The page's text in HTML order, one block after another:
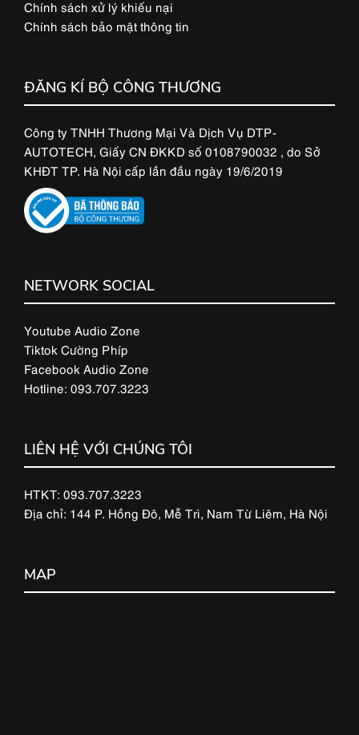
Chính sách xử lý khiếu nại
Chính sách bảo mật thông tin
ĐĂNG KÍ BỘ CÔNG THƯƠNG
Công ty TNHH Thương Mại Và Dịch Vụ DTP-
AUTOTECH, Giấy CN ĐKKD số 0108790032 , do Sở
KHĐT TP. Hà Nội cấp lần đầu ngày 19/6/2019
NETWORK SOCIAL
Youtube Audio Zone
Tiktok Cường Phíp
Facebook Audio Zone
Hotline: 093.707.3223
LIÊN HỆ VỚI CHÚNG TÔI
HTKT: 093.707.3223
Địa chỉ: 144 P. Hồng Đô, Mễ Trì, Nam Từ Liêm, Hà Nội
MAP